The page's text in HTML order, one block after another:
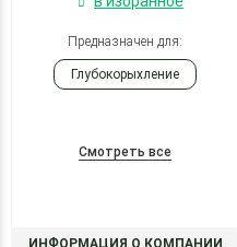
Предназначен для:
Глубокорыхление
Смотреть все
ИНФОРМАЦИЯ О КОМПАНИИ